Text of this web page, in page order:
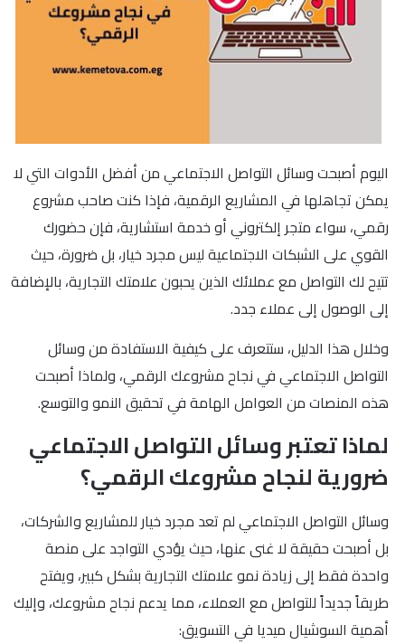
اليوم أصبحت وسائل التواصل الاجتماعي من أفضل الأدوات التي لا
يمكن تجاهلها في المشاريع الرقمية، فإذا كنت صاحب مشروع
رقمي، سواء متجر إلكتروني أو خدمة استشارية، فإن حضورك
القوي على الشبكات الاجتماعية ليس مجرد خيار، بل ضرورة، حيث
تتيح لك التواصل مع عملائك الذين يحبون علامتك التجارية، بالإضافة
إلى الوصول إلى عملاء جدد.
وخلال هذا الدليل، ستتعرف على كيفية الاستفادة من وسائل
التواصل الاجتماعي في نجاح مشروعك الرقمي، ولماذا أصبحت
هذه المنصات من العوامل الهامة في تحقيق النمو والتوسع.
لماذا تعتبر وسائل التواصل الاجتماعي
ضرورية لنجاح مشروعك الرقمي؟
وسائل التواصل الاجتماعي لم تعد مجرد خيار للمشاريع والشركات،
بل أصبحت حقيقة لا غنى عنها، حيث يؤدي التواجد على منصة
واحدة فقط إلى زيادة نمو علامتك التجارية بشكل كبير، ويفتح
طريقاً جديداً للتواصل مع العملاء، مما يدعم نجاح مشروعك، وإليك
أهمية السوشيال ميديا في التسويق: